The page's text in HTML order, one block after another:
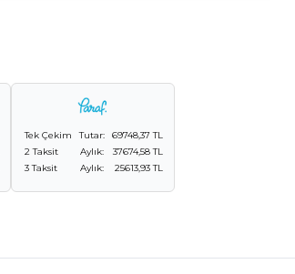
Tek Çekim Tutar:
69748,37 TL
2 Taksit
Aylık:
37674,58 TL
3 Taksit
Aylık: 25613,93 TL